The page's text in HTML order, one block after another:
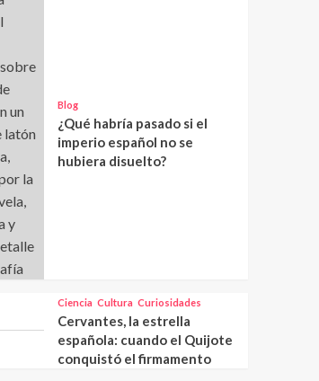
Blog
¿Qué habría pasado si el
imperio español no se
hubiera disuelto?
Ciencia Cultura Curiosidades
Cervantes, la estrella
española: cuando el Quijote
conquistó el firmamento